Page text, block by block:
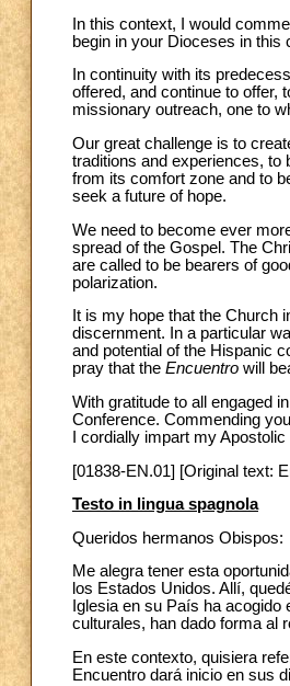
In this context, I would
begin in your Dioceses in this
In continuity with its
offered, and continue to offer,
missionary outreach, one to
Our great challenge is to
traditions and experiences, to
from its comfort zone and to
seek a future of hope.
We need to become ever
spread of the Gospel. The
are called to be bearers of
polarization.
It is my hope that the Church
discernment. In a particular
and potential of the Hispanic
pray that the Encuentro will
With gratitude to all engaged
Conference. Commending
I cordially impart my
[01838-EN.01] [Original text:
Testo in lingua spagnola
Queridos hermanos Obispos:
Me alegra tener esta
los Estados Unidos. Allí,
Iglesia en su País ha
culturales, han dado forma al
En este contexto, quisiera
Encuentro dará inicio en sus